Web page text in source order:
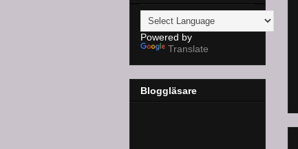
Powered by
Translate
Bloggläsare